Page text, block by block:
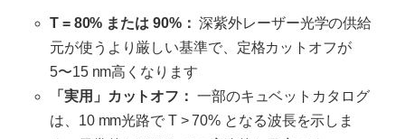
T = 80% または 90%： 深紫外レーザー光学の供給
元が使うより厳しい基準で、定格カットオフが
5〜15 nm高くなります
「実用」カットオフ： 一部のキュベットカタログ
は、10 mm光路で T > 70% となる波長を示しま